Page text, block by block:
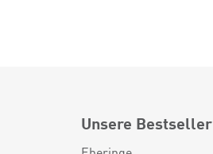
Unsere Bestseller